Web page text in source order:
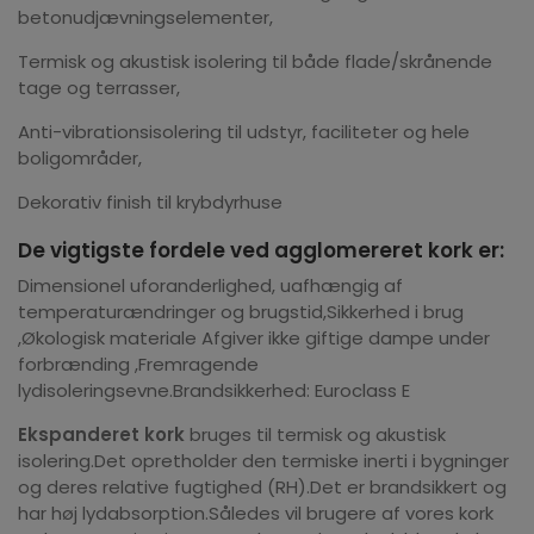
betonudjævningselementer,
Termisk og akustisk isolering til både flade/skrånende
tage og terrasser,
Anti-vibrationsisolering til udstyr, faciliteter og hele
boligområder,
Dekorativ finish til krybdyrhuse
De vigtigste fordele ved agglomereret kork er:
Dimensionel uforanderlighed, uafhængig af
temperaturændringer og brugstid,Sikkerhed i brug
,Økologisk materiale Afgiver ikke giftige dampe under
forbrænding ,Fremragende
lydisoleringsevne.Brandsikkerhed: Euroclass E
Ekspanderet kork bruges til termisk og akustisk
isolering.Det opretholder den termiske inerti i bygninger
og deres relative fugtighed (RH).Det er brandsikkert og
har høj lydabsorption.Således vil brugere af vores kork